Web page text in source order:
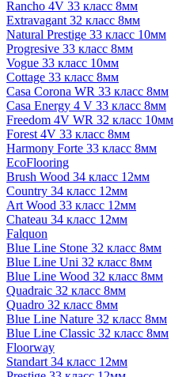
Rancho 4V 33 класс 8мм
Extravagant 32 класс 8мм
Natural Prestige 33 класс 10мм
Progresive 33 класс 8мм
Vogue 33 класс 10мм
Cottage 33 класс 8мм
Casa Corona WR 33 класс 8мм
Casa Energy 4 V 33 класс 8мм
Freedom 4V WR 32 класс 10мм
Forest 4V 33 класс 8мм
Harmony Forte 33 класс 8мм
EcoFlooring
Brush Wood 34 класс 12мм
Country 34 класс 12мм
Art Wood 33 класс 12мм
Chateau 34 класс 12мм
Falquon
Blue Line Stone 32 класс 8мм
Blue Line Uni 32 класс 8мм
Blue Line Wood 32 класс 8мм
Quadraic 32 класс 8мм
Quadro 32 класс 8мм
Blue Line Nature 32 класс 8мм
Blue Line Classic 32 класс 8мм
Floorway
Standart 34 класс 12мм